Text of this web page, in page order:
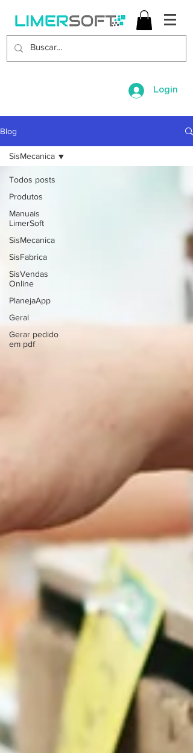
Login
Blog
Todos posts
Produtos
Manuais
LimerSoft
SisMecanica
SisFabrica
SisVendas
Online
PlanejaApp
Geral
Gerar pedido
em pdf
SisMecanica